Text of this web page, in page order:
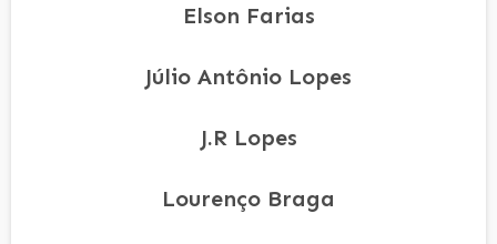
Elson Farias
Júlio Antônio Lopes
J.R Lopes
Lourenço Braga